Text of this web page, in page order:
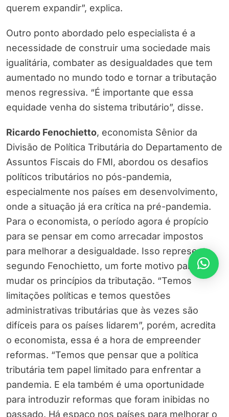
querem expandir”, explica.
Outro ponto abordado pelo especialista é a
necessidade de construir uma sociedade mais
igualitária, combater as desigualdades que tem
aumentado no mundo todo e tornar a tributação
menos regressiva. “É importante que essa
equidade venha do sistema tributário”, disse.
Ricardo Fenochietto, economista Sênior da
Divisão de Política Tributária do Departamento de
Assuntos Fiscais do FMI, abordou os desafios
políticos tributários no pós-pandemia,
especialmente nos países em desenvolvimento,
onde a situação já era crítica na pré-pandemia.
Para o economista, o período agora é propício
para se pensar em como arrecadar impostos
para melhorar a desigualdade. Isso representa,
segundo Fenochietto, um forte motivo para
mudar os princípios da tributação. “Temos
limitações políticas e temos questões
administrativas tributárias que às vezes são
difíceis para os países lidarem”, porém, acredita
o economista, essa é a hora de empreender
reformas. “Temos que pensar que a política
tributária tem papel limitado para enfrentar a
pandemia. E ela também é uma oportunidade
para introduzir reformas que foram inibidas no
passado. Há espaço nos países para melhorar o